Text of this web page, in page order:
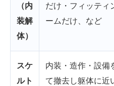
（内
装解
体）
だけ・フィッティ
ームだけ、など
スケ
ルト
内装・造作・設備
て撤去し躯体に近